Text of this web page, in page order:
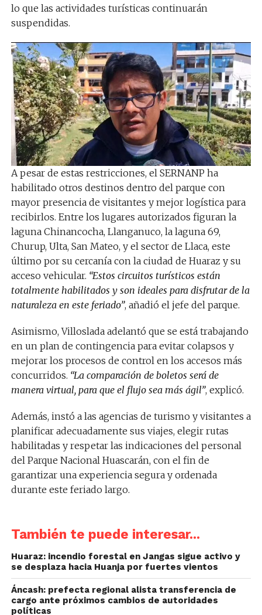
lo que las actividades turísticas continuarán
suspendidas.
A pesar de estas restricciones, el SERNANP ha
habilitado otros destinos dentro del parque con
mayor presencia de visitantes y mejor logística para
recibirlos. Entre los lugares autorizados figuran la
laguna Chinancocha, Llanganuco, la laguna 69,
Churup, Ulta, San Mateo, y el sector de Llaca, este
último por su cercanía con la ciudad de Huaraz y su
acceso vehicular. “Estos circuitos turísticos están
totalmente habilitados y son ideales para disfrutar de la
naturaleza en este feriado”, añadió el jefe del parque.
Asimismo, Villoslada adelantó que se está trabajando
en un plan de contingencia para evitar colapsos y
mejorar los procesos de control en los accesos más
concurridos. “La comparación de boletos será de
manera virtual, para que el flujo sea más ágil”, explicó.
Además, instó a las agencias de turismo y visitantes a
planificar adecuadamente sus viajes, elegir rutas
habilitadas y respetar las indicaciones del personal
del Parque Nacional Huascarán, con el fin de
garantizar una experiencia segura y ordenada
durante este feriado largo.
También te puede interesar...
Huaraz: incendio forestal en Jangas sigue activo y
se desplaza hacia Huanja por fuertes vientos
Áncash: prefecta regional alista transferencia de
cargo ante próximos cambios de autoridades
políticas